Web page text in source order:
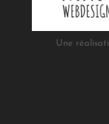
Une